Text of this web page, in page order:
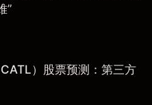
”
）股票预测：第三方